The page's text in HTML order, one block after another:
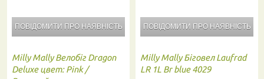
ПОВІДОМИТИ ПРО НАЯВНІСТЬ
Milly Mally Велобіг Dragon
Deluxe цвет: Pink /
ПОВІДОМИТИ ПРО НАЯВНІСТЬ
Milly Mally Біговел Laufrad
LR 1L Br blue 4029